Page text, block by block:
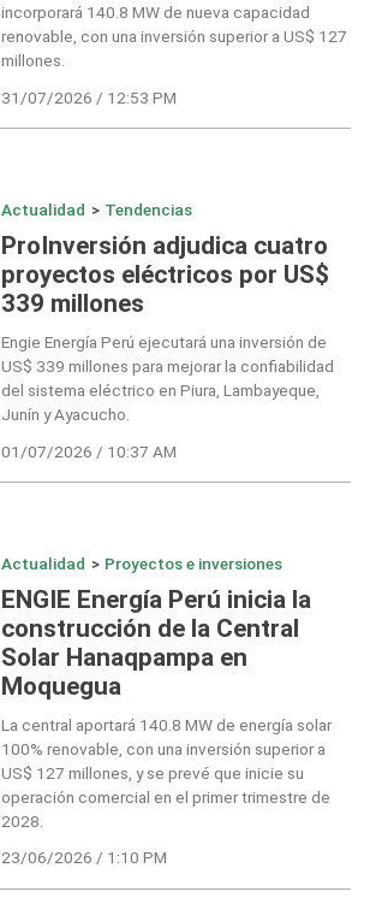
incorporará 140.8 MW de nueva capacidad
renovable, con una inversión superior a US$ 127
millones.
31/07/2026 / 12:53 PM
Actualidad > Tendencias
ProInversión adjudica cuatro
proyectos eléctricos por US$
339 millones
Engie Energía Perú ejecutará una inversión de
US$ 339 millones para mejorar la confiabilidad
del sistema eléctrico en Piura, Lambayeque,
Junín y Ayacucho.
01/07/2026 / 10:37 AM
Actualidad > Proyectos e inversiones
ENGIE Energía Perú inicia la
construcción de la Central
Solar Hanaqpampa en
Moquegua
La central aportará 140.8 MW de energía solar
100% renovable, con una inversión superior a
US$ 127 millones, y se prevé que inicie su
operación comercial en el primer trimestre de
2028.
23/06/2026 / 1:10 PM